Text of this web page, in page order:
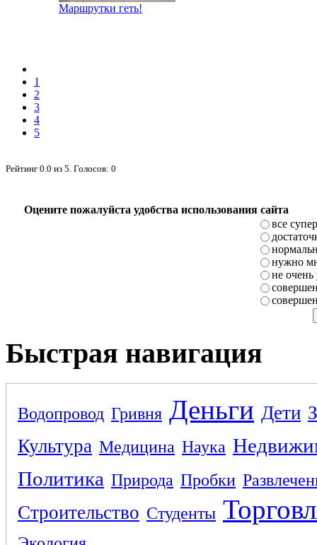
Маршрутки геть!
1
2
3
4
5
Рейтинг 0.0 из 5 . Голосов: 0
Оцените пожалуйста удобства использования сайта
все супер
нужно
не очень
Быстрая навигация
Водопровод Гривня Деньги Дети
Культура Медицина Наука
Политика Природа Пробки
Строительство Студенты